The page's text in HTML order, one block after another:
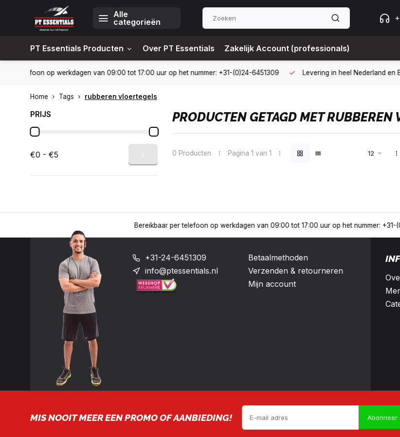
Alle
categorieën
PT Essentials Producten Over PT Essentials Zakelijk Account (professionals)
Levering in heel Nederland en België 10% korting met een zakelijk account B2B kopen op 30
Home Tags rubberen vloertegels
PRIJS
€0 - €5
PRODUCTEN GETAGD MET RUBBEREN
0 Producten Pagina 1 van 1
uur op het nummer: +31-(0)24-6451309 Levering in heel Nederland en België 10% korting met een zakelijk
+31-24-6451309
info@ptessentials.nl
Betaalmethoden
Verzenden & retourneren
Mijn account
MIS NOOIT MEER EEN PROMO OF AANBIEDING! Abonneer